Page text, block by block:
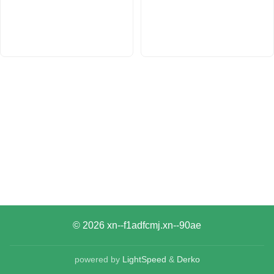
© 2026 xn--f1adfcmj.xn--90ae
powered by LightSpeed & Derko